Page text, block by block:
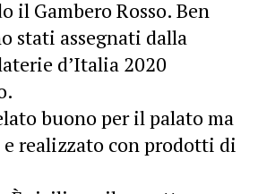
il Gambero Rosso. Ben
stati assegnati dalla
d’Italia 2020
buono per il palato ma
e realizzato con prodotti di